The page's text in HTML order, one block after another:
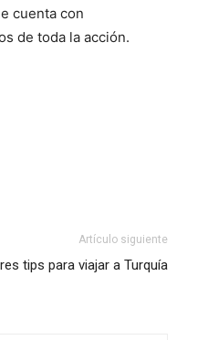
cuenta con
de toda la acción.
Artículo siguiente
tips para viajar a Turquía